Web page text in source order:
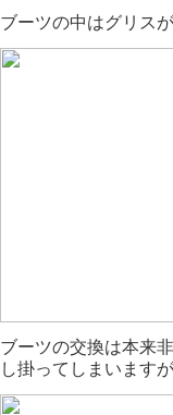
ブーツの中はグリス
ブーツの交換は本来
し掛ってしまいます